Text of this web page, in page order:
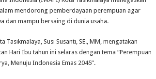
Berkarya
Menuju
Indonesia
mendorong pemberdayaan perempuan agar
dan mampu bersaing di dunia usaha.
Tasikmalaya, Susi Susanti, SE., MM, mengatakan
Hari Ibu tahun ini selaras dengan tema “Perempuan
Menuju Indonesia Emas 2045”.